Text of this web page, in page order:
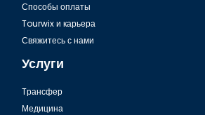
Способы оплаты
Tourwix и карьера
Свяжитесь с нами
Услуги
Tрансфер
Медицина